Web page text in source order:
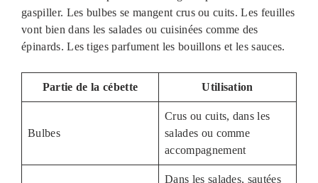
gaspiller. Les bulbes se mangent crus ou cuits. Les feuilles
vont bien dans les salades ou cuisinées comme des
épinards. Les tiges parfument les bouillons et les sauces.
Partie de la cébette Utilisation
Bulbes
Crus ou cuits, dans les
salades ou comme
accompagnement
Dans les salades, sautées